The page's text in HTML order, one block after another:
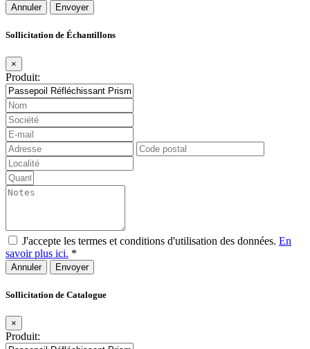
Annuler
Sollicitation de Échantillons
×
Produit:
J'accepte les termes et conditions d'utilisation des données. En
savoir plus ici. *
Annuler
Sollicitation de Catalogue
×
Produit: